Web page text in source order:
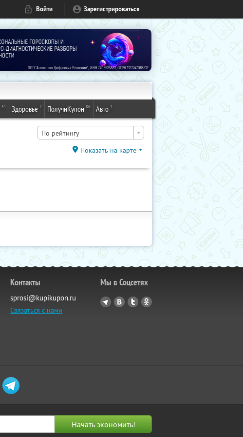
Войти Зарегистрироваться
31 Здоровье 2 ПолучиКупон 86 Авто 1
По рейтингу
Показать на карте
Контакты
sprosi@kupikupon.ru
Связаться с нами
Мы в Соцсетях